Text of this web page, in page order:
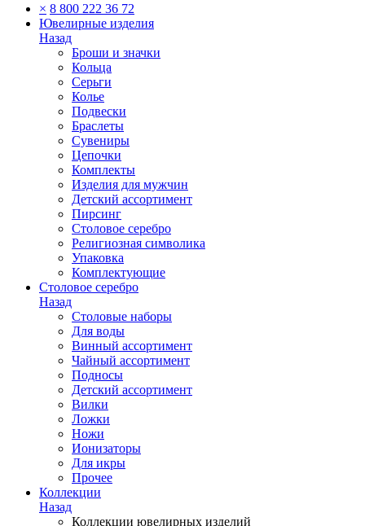
× 8 800 222 36 72
Ювелирные изделия
Назад
Броши и значки
Кольца
Серьги
Колье
Подвески
Браслеты
Сувениры
Цепочки
Комплекты
Изделия для мужчин
Детский ассортимент
Пирсинг
Столовое серебро
Религиозная символика
Упаковка
Комплектующие
Столовое серебро
Назад
Столовые наборы
Для воды
Винный ассортимент
Чайный ассортимент
Подносы
Детский ассортимент
Вилки
Ложки
Ножи
Ионизаторы
Для икры
Прочее
Коллекции
Назад
Коллекции ювелирных изделий